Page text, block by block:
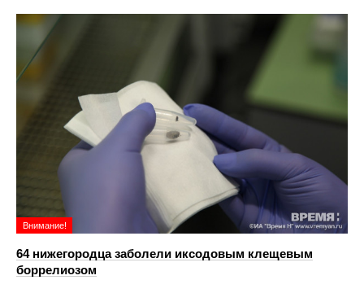
Внимание!
64 нижегородца заболели иксодовым клещевым
боррелиозом